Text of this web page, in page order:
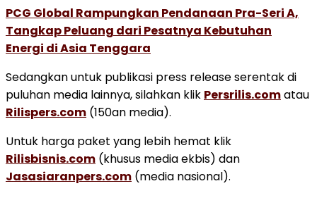
PCG Global Rampungkan Pendanaan Pra-Seri A,
Tangkap Peluang dari Pesatnya Kebutuhan
Energi di Asia Tenggara
Sedangkan untuk publikasi press release serentak di
puluhan media lainnya, silahkan klik Persrilis.comatau
Rilispers.com (150an media).
Untuk harga paket yang lebih hemat klik
Rilisbisnis.com (khusus media ekbis) dan
Jasasiaranpers.com (media nasional).